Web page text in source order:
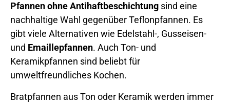
Pfannen ohne Antihaftbeschichtung sind eine
nachhaltige Wahl gegenüber Teflonpfannen. Es
gibt viele Alternativen wie Edelstahl-, Gusseisen-
und Emaillepfannen. Auch Ton- und
Keramikpfannen sind beliebt für
umweltfreundliches Kochen.
Bratpfannen aus Ton oder Keramik werden immer